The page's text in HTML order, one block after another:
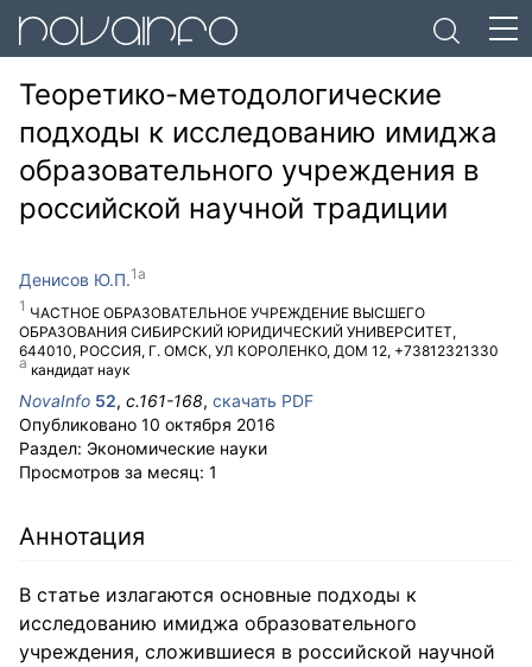
Теоретико-методологические
подходы к исследованию имиджа
образовательного учреждения в
российской научной традиции
Денисов Ю.П.
ЧАСТНОЕ ОБРАЗОВАТЕЛЬНОЕ УЧРЕЖДЕНИЕ ВЫСШЕГО
ОБРАЗОВАНИЯ СИБИРСКИЙ ЮРИДИЧЕСКИЙ УНИВЕРСИТЕТ,
644010, РОССИЯ, Г. ОМСК, УЛ КОРОЛЕНКО, ДОМ 12, +73812321330
кандидат наук
NovaInfo 52, с.161-168, скачать PDF
Опубликовано 10 октября 2016
Раздел: Экономические науки
Просмотров за месяц: 1
Аннотация
В статье излагаются основные подходы к
исследованию имиджа образовательного
учреждения, сложившиеся в российской научной